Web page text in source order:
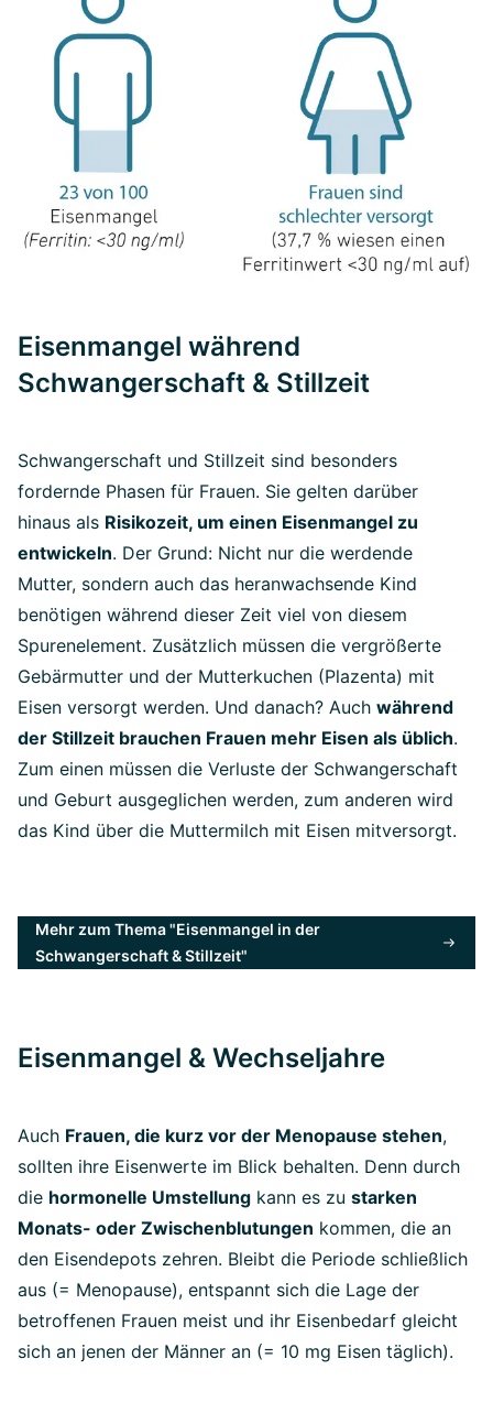
Eisenmangel während
Schwangerschaft & Stillzeit
Schwangerschaft und Stillzeit sind besonders
fordernde Phasen für Frauen. Sie gelten darüber
hinaus als Risikozeit, um einen Eisenmangel zu
entwickeln. Der Grund: Nicht nur die werdende
Mutter, sondern auch das heranwachsende Kind
benötigen während dieser Zeit viel von diesem
Spurenelement. Zusätzlich müssen die vergrößerte
Gebärmutter und der Mutterkuchen (Plazenta) mit
Eisen versorgt werden. Und danach? Auch während
der Stillzeit brauchen Frauen mehr Eisen als üblich.
Zum einen müssen die Verluste der Schwangerschaft
und Geburt ausgeglichen werden, zum anderen wird
das Kind über die Muttermilch mit Eisen mitversorgt.
Mehr zum Thema "Eisenmangel in der
Schwangerschaft & Stillzeit"
Eisenmangel & Wechseljahre
Auch Frauen, die kurz vor der Menopause stehen,
sollten ihre Eisenwerte im Blick behalten. Denn durch
die hormonelle Umstellung kann es zu starken
Monats- oder Zwischenblutungen kommen, die an
den Eisendepots zehren. Bleibt die Periode schließlich
aus (= Menopause), entspannt sich die Lage der
betroffenen Frauen meist und ihr Eisenbedarf gleicht
sich an jenen der Männer an (= 10 mg Eisen täglich).